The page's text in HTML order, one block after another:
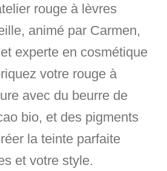
rouge à lèvres
, animé par Carmen,
experte en cosmétique
votre rouge à
avec du beurre de
bio, et des pigments
la teinte parfaite
et votre style.